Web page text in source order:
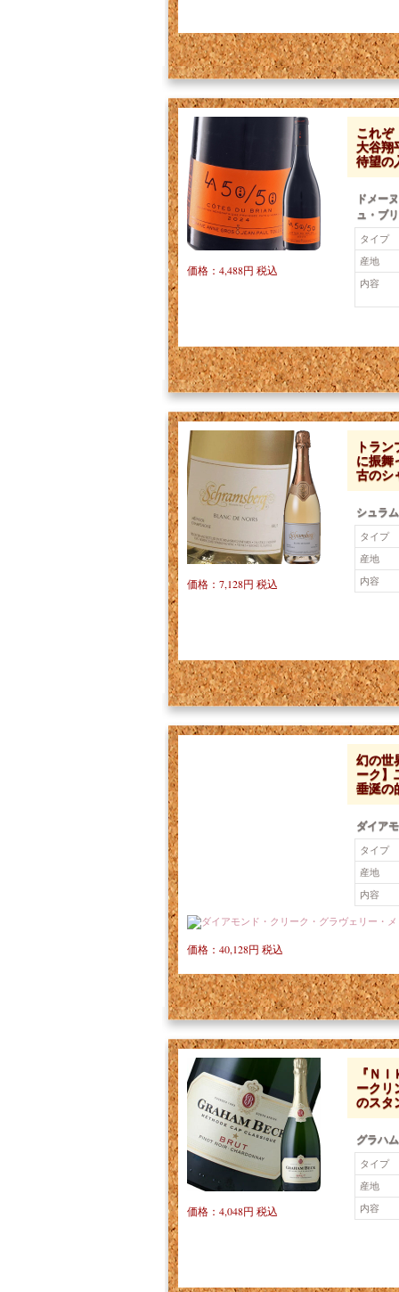
これぞ
大谷翔
待望
ドメー
ュ・ブ
タイプ
産地
内容
価格：4,488円 税込
トラ
に振舞
古の
シュラ
タイプ
産地
内容
価格：7,128円 税込
幻の世
ーク】
垂涎の
ダイア
タイプ
産地
内容
価格：40,128円 税込
『Ｎ
ークリ
のス
グラハ
タイプ
産地
内容
価格：4,048円 税込